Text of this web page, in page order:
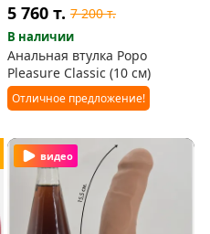
5 760т. 7 200т.
В наличии
Анальная втулка Popo
Pleasure Classic (10 см)
Отличное предложение!
видео